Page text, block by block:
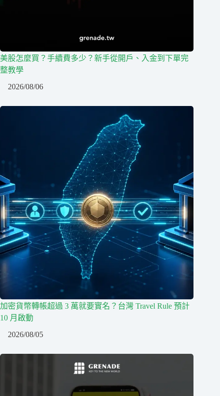
美股怎麼買？手續費多少？新手從開戶、入金到下單完
整教學
2026/08/06
加密貨幣轉帳超過 3 萬就要實名？台灣 Travel Rule 預計
10 月啟動
2026/08/05